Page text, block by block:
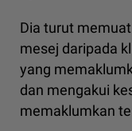
Dia turut
mesej daripada
yang
dan mengakui
memaklumkan